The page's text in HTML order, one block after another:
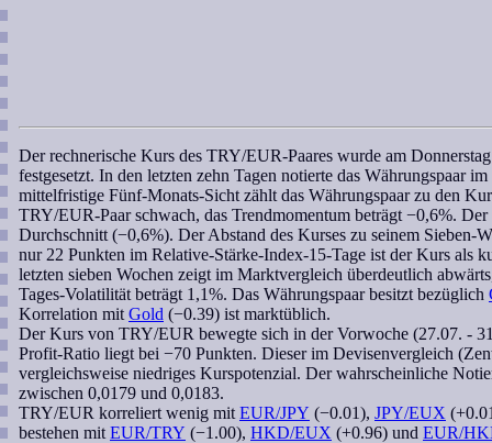
Derrechnerische Kurs des TRY/EUR-Paares wurde am
festgesetzt. In den letzten zehn Tagen notierte das Währungspaar
mittelfristige Fünf-Monats-Sicht zählt das Währungspaar zu den
TRY/EUR-Paar schwach, das Trendmomentum beträgt −0,6%. Der
Durchschnitt (−0,6%). Der Abstand des Kurses zu seinem Sieben-
nur 22 Punkten im Relative-Stärke-Index-15-Tage ist der Kurs als
letzten sieben Wochen zeigt im Marktvergleich überdeutlich
Tages-Volatilität beträgt 1,1%. Das Währungspaar besitzt bezüglich
Korrelation mit Gold (−0.39) ist marktüblich.
Der Kurs von TRY/EUR bewegte sich in der Vorwoche (27.07. -
Profit-Ratio liegt bei −70 Punkten. Dieser im Devisenvergleich
vergleichsweise niedriges Kurspotenzial. Derwahrscheinliche
zwischen 0,0179 und 0,0183.
TRY/EUR korreliert wenig mit EUR/JPY (−0.01), JPY/EUX
bestehen mit EUR/TRY (−1.00), HKD/EUX (+0.96) und EUR/